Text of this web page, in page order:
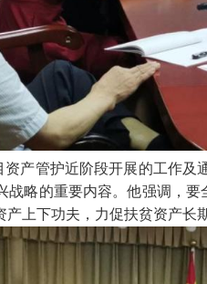
管护近阶段开展的工作及
战略的重要内容。他强调，
产上下功夫，力促扶贫资产长